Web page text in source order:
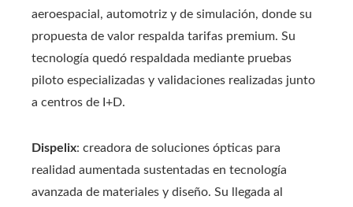
aeroespacial, automotriz y de simulación, donde su
propuesta de valor respalda tarifas premium. Su
tecnología quedó respaldada mediante pruebas
piloto especializadas y validaciones realizadas junto
a centros de I+D.
Dispelix: creadora de soluciones ópticas para
realidad aumentada sustentadas en tecnología
avanzada de materiales y diseño. Su llegada al